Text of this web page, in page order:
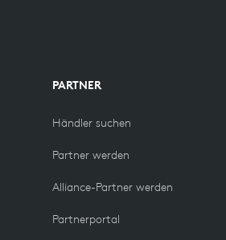
PARTNER
Händler suchen
Partner werden
Alliance-Partner werden
Partnerportal